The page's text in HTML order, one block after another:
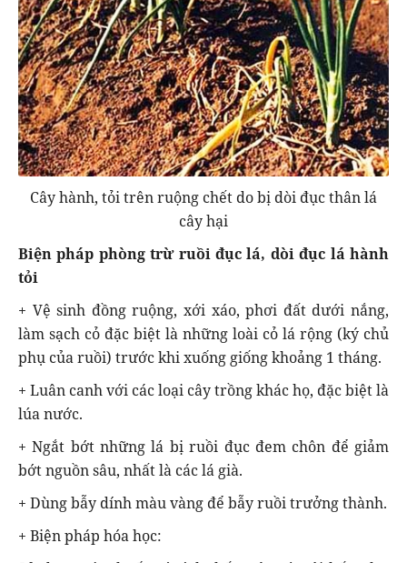
Cây hành, tỏi trên ruộng chết do bị dòi đục thân lá
cây hại
Biện pháp phòng trừ ruồi đục lá, dòi đục lá hành
tỏi
+ Vệ sinh đồng ruộng, xới xáo, phơi đất dưới nắng,
làm sạch cỏ đặc biệt là những loài cỏ lá rộng (ký chủ
phụ của ruồi) trước khi xuống giống khoảng 1 tháng.
+ Luân canh với các loại cây trồng khác họ, đặc biệt là
lúa nước.
+ Ngắt bớt những lá bị ruồi đục đem chôn để giảm
bớt nguồn sâu, nhất là các lá già.
+ Dùng bẫy dính màu vàng để bẫy ruồi trưởng thành.
+ Biện pháp hóa học: